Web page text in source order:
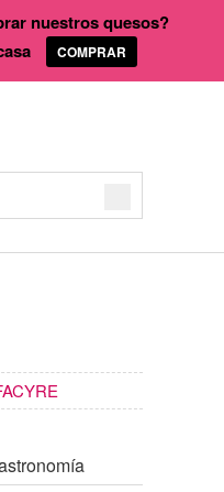
nuestros quesos?
COMPRAR